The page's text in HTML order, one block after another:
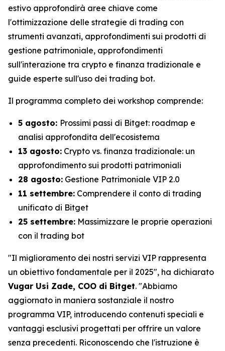
estivo approfondirà aree chiave come
l'ottimizzazione delle strategie di trading con
strumenti avanzati, approfondimenti sui prodotti di
gestione patrimoniale, approfondimenti
sull'interazione tra crypto e finanza tradizionale e
guide esperte sull'uso dei trading bot.
Il programma completo dei workshop comprende:
5 agosto: Prossimi passi di Bitget: roadmap e
analisi approfondita dell'ecosistema
13 agosto: Crypto vs. finanza tradizionale: un
approfondimento sui prodotti patrimoniali
28 agosto: Gestione Patrimoniale VIP 2.0
11 settembre: Comprendere il conto di trading
unificato di Bitget
25 settembre: Massimizzare le proprie operazioni
con il trading bot
"Il miglioramento dei nostri servizi VIP rappresenta
un obiettivo fondamentale per il 2025", ha dichiarato
Vugar Usi Zade, COO di Bitget. "Abbiamo
aggiornato in maniera sostanziale il nostro
programma VIP, introducendo contenuti speciali e
vantaggi esclusivi progettati per offrire un valore
senza precedenti. Riconoscendo che l'istruzione è